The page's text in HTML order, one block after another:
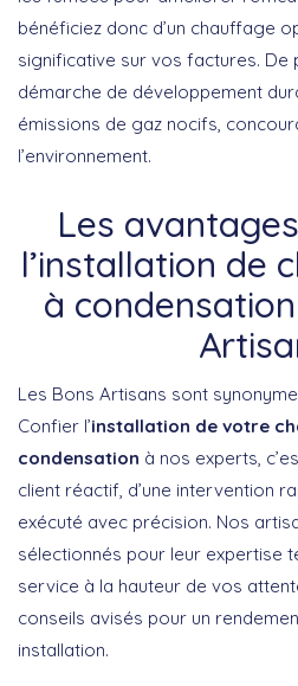
bénéficiez donc d’un chauffage
significative sur vos factures. De
démarche de développement
émissions de gaz nocifs,
l’environnement.
Les
l’installation de
à
Les Bons Artisans sont
Confier l’installation de votre
condensation à nos experts,
client réactif, d’une intervention
exécuté avec précision. Nos
sélectionnés pour leur expertise
service à la hauteur de vos
conseils avisés pour un
installation.